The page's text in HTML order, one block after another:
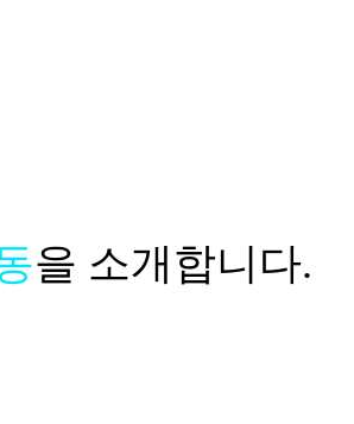
을 소개합니다.